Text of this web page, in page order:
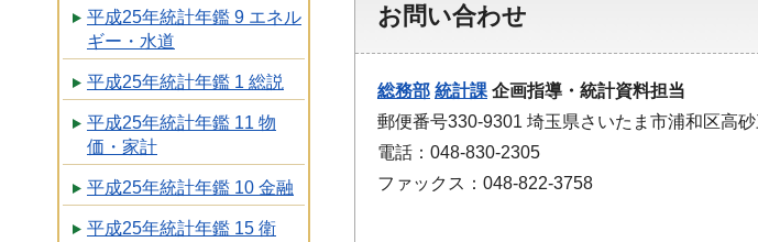
平成25年統計年鑑 9 エネル
ギー・水道
平成25年統計年鑑 1 総説
平成25年統計年鑑 11 物
価・家計
平成25年統計年鑑 10 金融
平成25年統計年鑑 15 衛
お問い合わせ
総務部 統計課 企画指導・統計資料担当
郵便番号330-9301 埼玉県さいたま市浦和区高
電話：048-830-2305
ファックス：048-822-3758